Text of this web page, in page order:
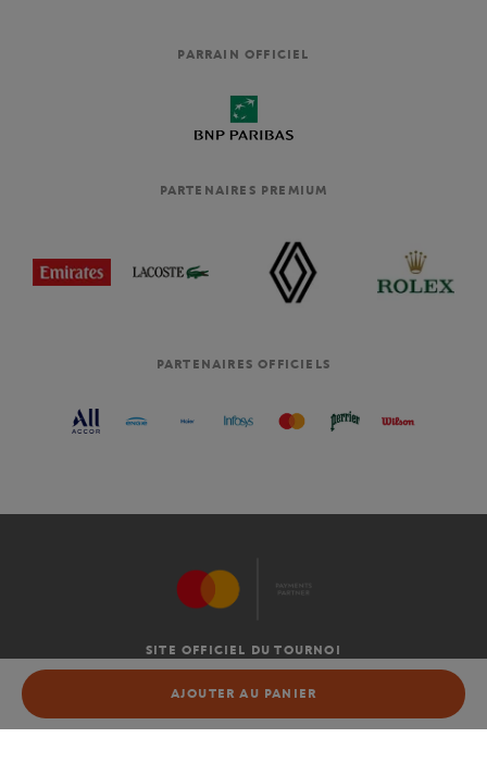
AJOUTER AU PANIER
AJOUTER AU PANIER
PARRAIN OFFICIEL
PARTENAIRES PREMIUM
PARTENAIRES OFFICIELS
SITE OFFICIEL DU TOURNOI
C.G.V
MENTIONS LÉGALES